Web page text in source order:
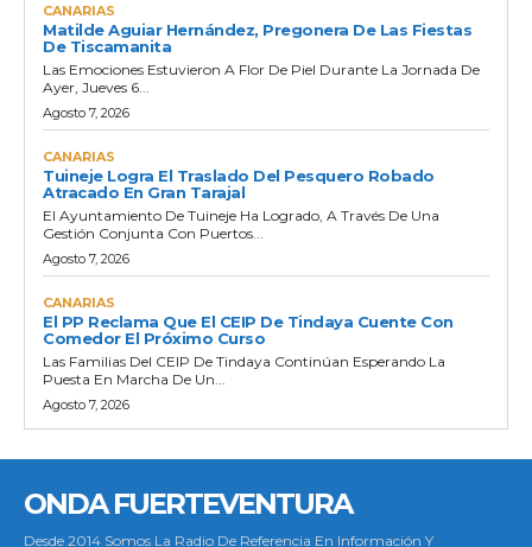
CANARIAS
Matilde Aguiar Hernández, Pregonera De Las Fiestas
De Tiscamanita
Las Emociones Estuvieron A Flor De Piel Durante La Jornada De
Ayer, Jueves 6...
Agosto 7, 2026
CANARIAS
Tuineje Logra El Traslado Del Pesquero Robado
Atracado En Gran Tarajal
El Ayuntamiento De Tuineje Ha Logrado, A Través De Una
Gestión Conjunta Con Puertos...
Agosto 7, 2026
CANARIAS
El PP Reclama Que El CEIP De Tindaya Cuente Con
Comedor El Próximo Curso
Las Familias Del CEIP De Tindaya Continúan Esperando La
Puesta En Marcha De Un...
Agosto 7, 2026
ONDA FUERTEVENTURA
Desde 2014 Somos La Radio De Referencia En Información Y